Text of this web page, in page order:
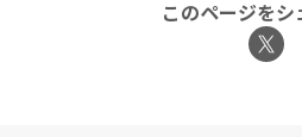
このページをシ